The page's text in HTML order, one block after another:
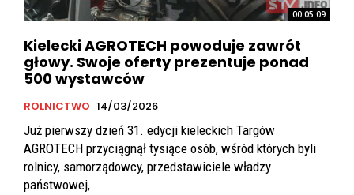
00:05:09
Kielecki AGROTECH powoduje zawrót
głowy. Swoje oferty prezentuje ponad
500 wystawców
ROLNICTWO 14/03/2026
Już pierwszy dzień 31. edycji kieleckich Targów
AGROTECH przyciągnął tysiące osób, wśród których byli
rolnicy, samorządowcy, przedstawiciele władzy
państwowej,...